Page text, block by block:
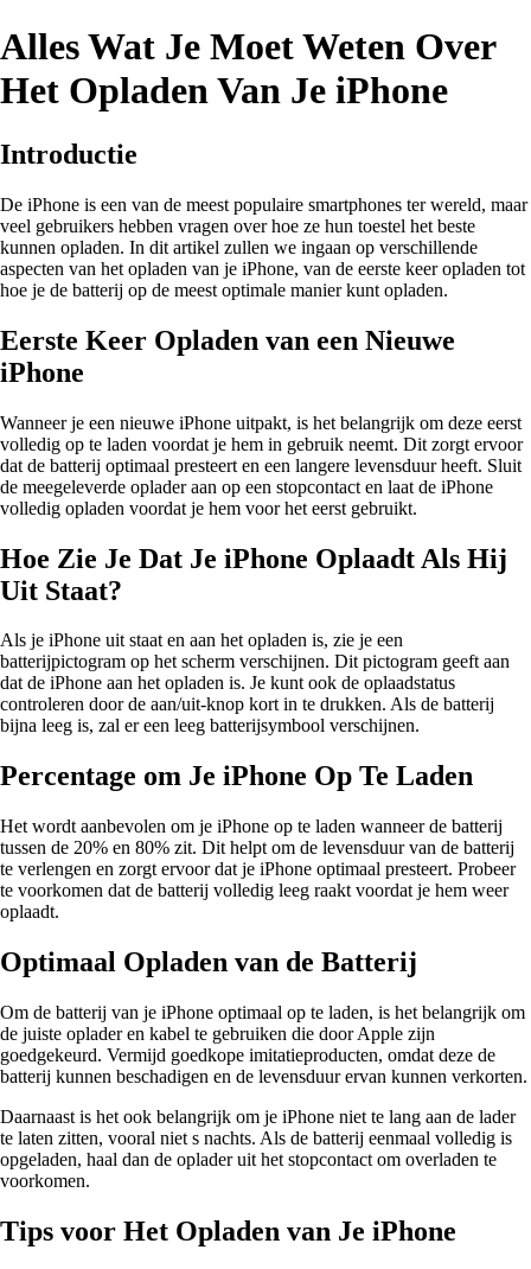
Alles Wat Je Moet Weten Over
Het Opladen Van Je iPhone
Introductie
De iPhone is een van de meest populaire smartphones ter wereld, maar
veel gebruikers hebben vragen over hoe ze hun toestel het beste
kunnen opladen. In dit artikel zullen we ingaan op verschillende
aspecten van het opladen van je iPhone, van de eerste keer opladen tot
hoe je de batterij op de meest optimale manier kunt opladen.
Eerste Keer Opladen van een Nieuwe
iPhone
Wanneer je een nieuwe iPhone uitpakt, is het belangrijk om deze eerst
volledig op te laden voordat je hem in gebruik neemt. Dit zorgt ervoor
dat de batterij optimaal presteert en een langere levensduur heeft. Sluit
de meegeleverde oplader aan op een stopcontact en laat de iPhone
volledig opladen voordat je hem voor het eerst gebruikt.
Hoe Zie Je Dat Je iPhone Oplaadt Als Hij
Uit Staat?
Als je iPhone uit staat en aan het opladen is, zie je een
batterijpictogram op het scherm verschijnen. Dit pictogram geeft aan
dat de iPhone aan het opladen is. Je kunt ook de oplaadstatus
controleren door de aan/uit-knop kort in te drukken. Als de batterij
bijna leeg is, zal er een leeg batterijsymbool verschijnen.
Percentage om Je iPhone Op Te Laden
Het wordt aanbevolen om je iPhone op te laden wanneer de batterij
tussen de 20% en 80% zit. Dit helpt om de levensduur van de batterij
te verlengen en zorgt ervoor dat je iPhone optimaal presteert. Probeer
te voorkomen dat de batterij volledig leeg raakt voordat je hem weer
oplaadt.
Optimaal Opladen van de Batterij
Om de batterij van je iPhone optimaal op te laden, is het belangrijk om
de juiste oplader en kabel te gebruiken die door Apple zijn
goedgekeurd. Vermijd goedkope imitatieproducten, omdat deze de
batterij kunnen beschadigen en de levensduur ervan kunnen verkorten.
Daarnaast is het ook belangrijk om je iPhone niet te lang aan de lader
te laten zitten, vooral niet s nachts. Als de batterij eenmaal volledig is
opgeladen, haal dan de oplader uit het stopcontact om overladen te
voorkomen.
Tips voor Het Opladen van Je iPhone